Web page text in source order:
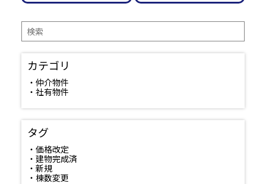
検
索
カテゴリ
・仲介物件
・社有物件
タグ
・価格改定
・建物完成済
・新規
・棟数変更